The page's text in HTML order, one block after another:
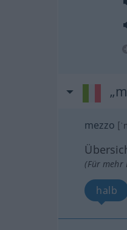
mezzo
(Für mehr
halb